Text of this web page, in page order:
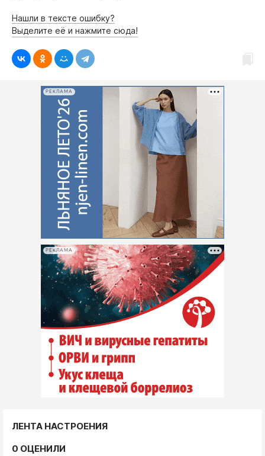
Нашли в тексте ошибку?
Выделите её и нажмите сюда!
РЕКЛАМА
РЕКЛАМА
ЛЕНТА НАСТРОЕНИЯ
0 ОЦЕНИЛИ